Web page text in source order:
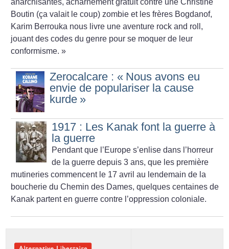
Boutin (ça valait le coup) zombie et les frères Bogdanof,
Karim Berrouka nous livre une aventure rock and roll,
jouant des codes du genre pour se moquer de leur
conformisme. »
Zerocalcare : « Nous avons eu
envie de populariser la cause
kurde »
1917 : Les Kanak font la guerre à
la guerre
Pendant que l’Europe s’enlise dans l’horreur
de la guerre depuis 3 ans, que les première
mutineries commencent le 17 avril au lendemain de la
boucherie du Chemin des Dames, quelques centaines de
Kanak partent en guerre contre l’oppression coloniale.